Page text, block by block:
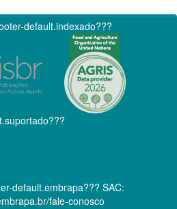
default.indexado???
default.embrapa??? SAC:
fale-conosco